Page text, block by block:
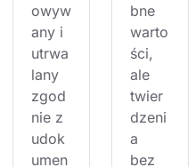
owyw
any i
utrwa
lany
zgod
nie z
udok
umen
bne
warto
ści,
ale
twier
dzeni
a
bez